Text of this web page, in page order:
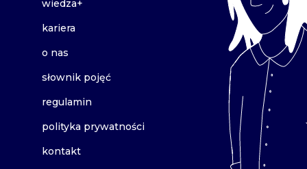
wiedza+
kariera
o nas
słownik pojęć
regulamin
polityka prywatności
kontakt